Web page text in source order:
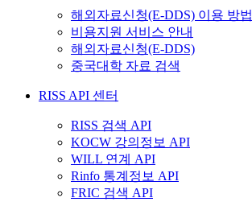
해외자료신청(E-DDS) 이용 방법
비용지원 서비스 안내
해외자료신청(E-DDS)
중국대학 자료 검색
RISS API 센터
RISS 검색 API
KOCW 강의정보 API
WILL 연계 API
Rinfo 통계정보 API
FRIC 검색 API